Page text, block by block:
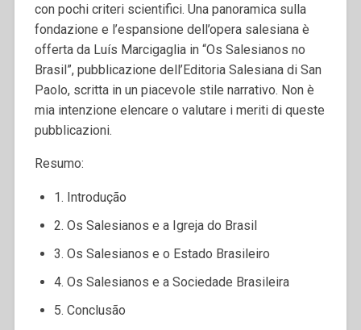
con pochi criteri scientifici. Una panoramica sulla
fondazione e l’espansione dell’opera salesiana è
offerta da Luís Marcigaglia in “Os Salesianos no
Brasil”, pubblicazione dell’Editoria Salesiana di San
Paolo, scritta in un piacevole stile narrativo. Non è
mia intenzione elencare o valutare i meriti di queste
pubblicazioni.
Resumo:
1. Introdução
2. Os Salesianos e a Igreja do Brasil
3. Os Salesianos e o Estado Brasileiro
4. Os Salesianos e a Sociedade Brasileira
5. Conclusão